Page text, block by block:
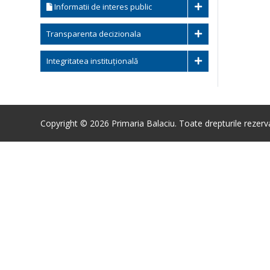
Informatii de interes public
Transparenta decizionala
Integritatea instituțională
Copyright © 2026 Primaria Balaciu. Toate drepturile